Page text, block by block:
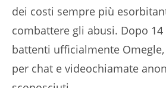
dei costi sempre più
combattere gli abusi. Dopo
battenti ufficialmente
per chat e videochiamate